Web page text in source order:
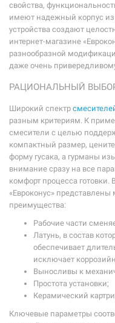
свойства,
имеют надежный корпус
устройства создают
интернет-магазине
разнообразной
даже очень
РАЦИОНАЛЬНЫЙ
Широкий спектр
разным критериям. К
смесители с целью
компактный размер,
форму гусака, а гурманы
внимание сразу на все
комфорт процесса готовки.
«Евроконус»
преимущества:
Рабочие части
Латунь, в состав
обеспечивает
исключает
Выносливы к
Простота установки;
Керамический
Ключевые параметры